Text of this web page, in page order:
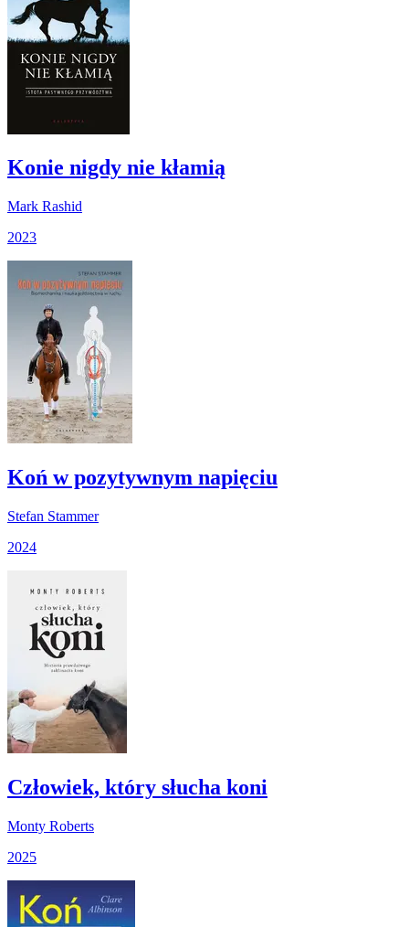
Konie nigdy nie kłamią
Mark Rashid
2023
Koń w pozytywnym napięciu
Stefan Stammer
2024
Człowiek, który słucha koni
Monty Roberts
2025